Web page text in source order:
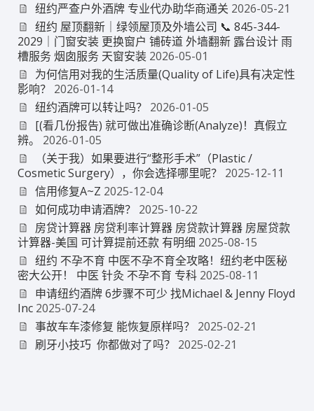
纽约严查户外酒牌 专业代办助华商通关 2026-05-21
纽约 屋顶翻新｜绿领屋顶及外墙公司 📞 845-344-
2029｜门窗安装 更换窗户 铺砖道 外墙翻新 露台设计 雨
槽服务 烟囱服务 天窗安装 2026-05-01
为何信用对我的生活质量(Quality of Life)具有决定性
影响？ 2026-01-14
纽约酒牌可以转让吗？ 2026-01-05
[(看几份报告) 就可做出准确诊断(Analyze)！真假立
辨。
2026-01-05
（关于我）如果要进行“整形手术”（Plastic /
Cosmetic Surgery），你会选择哪里呢？ 2025-12-11
信用修复A~Z 2025-12-04
如何成功申请酒牌？ 2025-10-22
房贷计算器 房贷利率计算器 房贷款计算器 房屋贷款
计算器-美国 可计算提前还款 有明细 2025-08-15
纽约 不孕不育 中医不孕不育全攻略！纽约老中医秘
密大公开！ 中医 针灸 不孕不育 专科 2025-08-11
申请纽约酒牌 6步骤不可少 找Michael & Jenny Floyd
Inc 2025-07-24
事故车车漆修复 能恢复原样吗？ 2025-02-21
刷牙小技巧 你都做对了吗？ 2025-02-21